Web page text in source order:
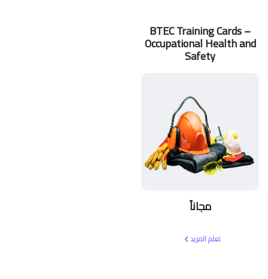
BTEC Training Cards –
Occupational Health and
Safety
مجاناً
تعلم المزيد